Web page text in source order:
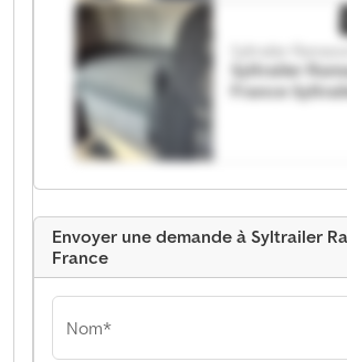
Syltrailer
France
Envoyer une demande à Syltrailer
France
Nom*